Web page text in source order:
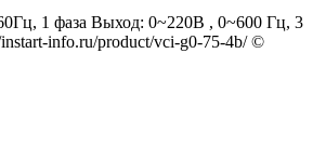
1 фаза Выход: 0~220В , 0~600 Гц, 3
info.ru/product/vci-g0-75-4b/ ©